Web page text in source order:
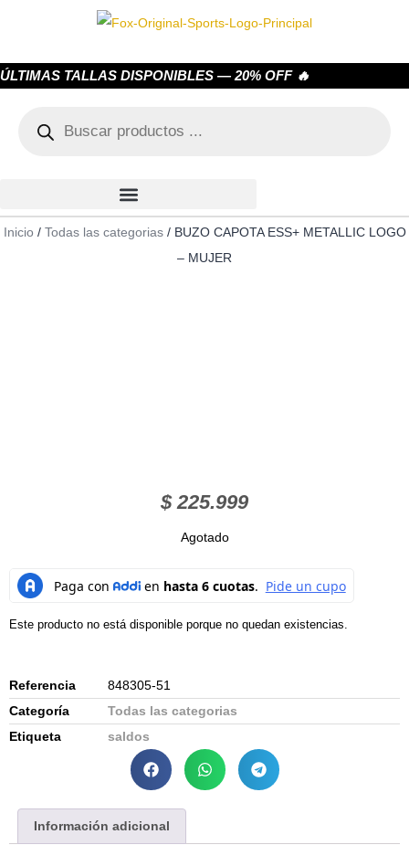
ÚLTIMAS TALLAS DISPONIBLES — 20% OFF 🔥
Inicio/ Todas las categorias/ BUZO CAPOTA ESS+ METALLIC LOGO
– MUJER
$225.999
Agotado
Este producto no está disponible porque no quedan existencias.
Referencia
848305-51
Categoría
Todas las categorias
Etiqueta
saldos
Información adicional